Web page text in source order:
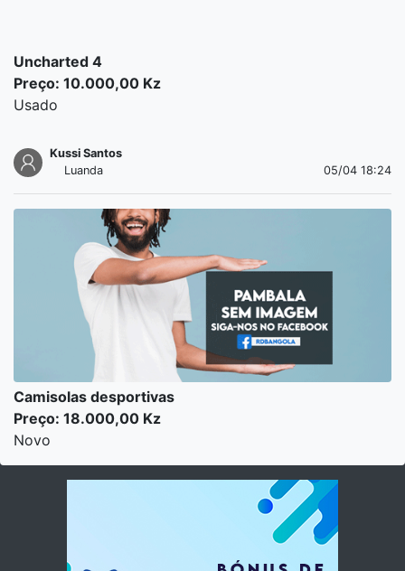
Uncharted 4
Preço: 10.000,00 Kz
Usado
Kussi Santos
Luanda
05/04 18:24
Camisolas desportivas
Preço: 18.000,00 Kz
Novo